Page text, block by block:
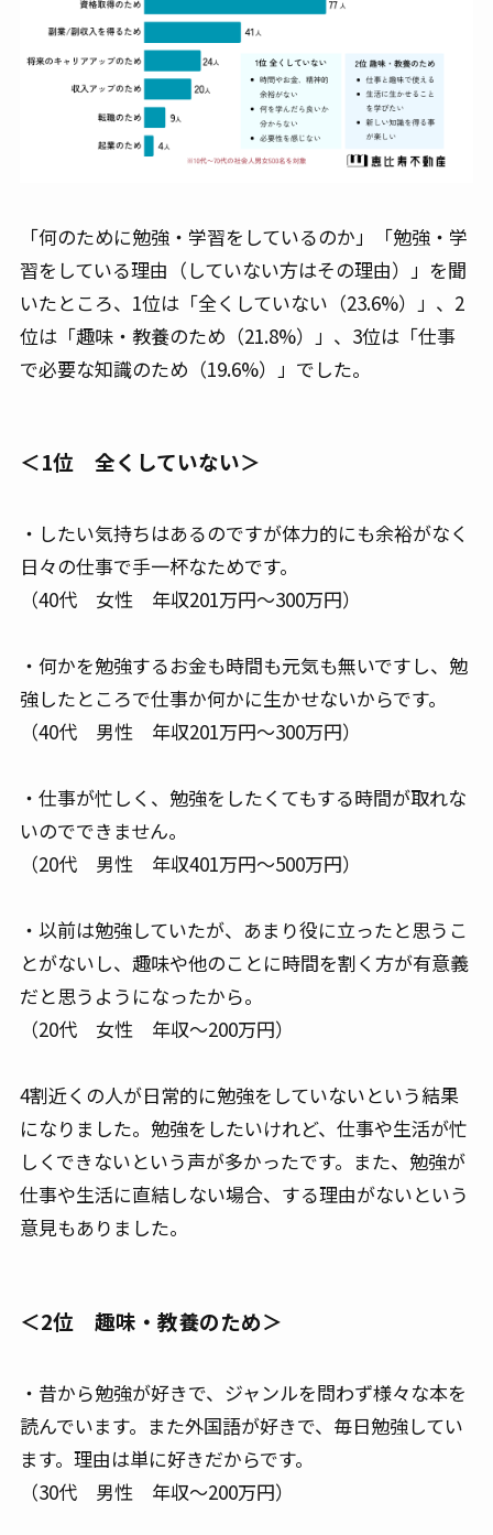
「何のために勉強・学習をしているのか」「勉強・学
習をしている理由（していない方はその理由）」を聞
いたところ、1位は「全くしていない（23.6%）」、2
位は「趣味・教養のため（21.8%）」、3位は「仕事
で必要な知識のため（19.6%）」でした。
＜1位 全くしていない＞
・したい気持ちはあるのですが体力的にも余裕がなく
日々の仕事で手一杯なためです。
（40代 女性 年収201万円～300万円）
・何かを勉強するお金も時間も元気も無いですし、勉
強したところで仕事か何かに生かせないからです。
（40代 男性 年収201万円～300万円）
・仕事が忙しく、勉強をしたくてもする時間が取れな
いのでできません。
（20代 男性 年収401万円～500万円）
・以前は勉強していたが、あまり役に立ったと思うこ
とがないし、趣味や他のことに時間を割く方が有意義
だと思うようになったから。
（20代 女性 年収～200万円）
4割近くの人が日常的に勉強をしていないという結果
になりました。勉強をしたいけれど、仕事や生活が忙
しくできないという声が多かったです。また、勉強が
仕事や生活に直結しない場合、する理由がないという
意見もありました。
＜2位 趣味・教養のため＞
・昔から勉強が好きで、ジャンルを問わず様々な本を
読んでいます。また外国語が好きで、毎日勉強してい
ます。理由は単に好きだからです。
（30代 男性 年収～200万円）